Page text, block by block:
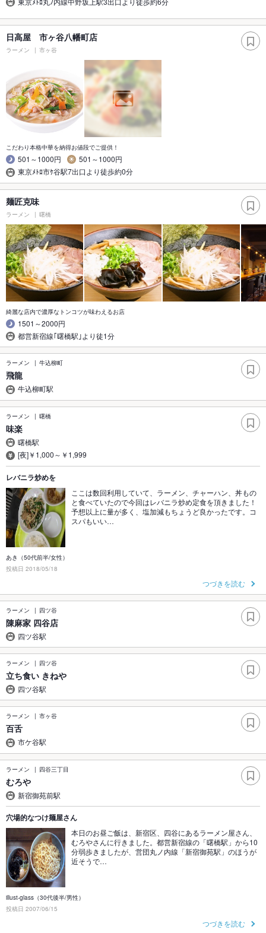
日高屋 市ヶ谷八幡町店
ラーメン 市ヶ谷
こだわり本格中華を納得お値段でご提供！
501～1000円
501～1000円
東京ﾒﾄﾛ市ｹ谷駅7出口より徒歩約0分
麺匠克味
ラーメン 曙橋
綺麗な店内で濃厚なトンコツが味わえるお店
1501～2000円
都営新宿線｢曙橋駅｣より徒1分
ラーメン 牛込柳町
飛龍
牛込柳町駅
ラーメン 曙橋
味楽
曙橋駅
[夜]￥1,000～￥1,999
レバニラ炒めを
ここは数回利用していて、ラーメン、チャーハン、丼もの
と食べていたので今回はレバニラ炒め定食を頂きました！
予想以上に量が多く、塩加減もちょうど良かったです。コ
スパもいい…
あき（50代前半/女性）
投稿日 2018/05/18
つづきを読む
ラーメン 四ツ谷
陳麻家 四谷店
四ツ谷駅
ラーメン 四ツ谷
立ち食い きねや
四ツ谷駅
ラーメン 市ヶ谷
百舌
市ケ谷駅
ラーメン 四谷三丁目
むろや
新宿御苑前駅
穴場的なつけ麺屋さん
本日のお昼ご飯は、新宿区、四谷にあるラーメン屋さん、
むろやさんに行きました。都営新宿線の「曙橋駅」から10
分弱歩きましたが、営団丸ノ内線「新宿御苑駅」のほうが
近そうで…
illust-glass（30代後半/男性）
投稿日 2007/06/15
つづきを読む